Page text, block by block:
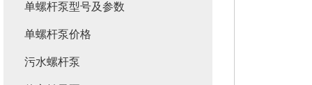
单螺杆泵型号及参数
单螺杆泵价格
污水螺杆泵